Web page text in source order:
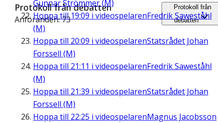
Gunnar Strömmer (M)
Hoppa till19:09 i videospelarenFredrik Saweståhl
(M)
Hoppa till 20:09 i videospelarenStatsrådet Johan
Forssell (M)
Hoppa till 21:11 i videospelarenFredrik Saweståhl
(M)
Hoppa till 21:39 i videospelarenStatsrådet Johan
Forssell (M)
Hoppa till 22:25 i videospelarenMagnus Jacobsson
Protokoll från debatten
Anföranden: 73
Protokoll från
debatten